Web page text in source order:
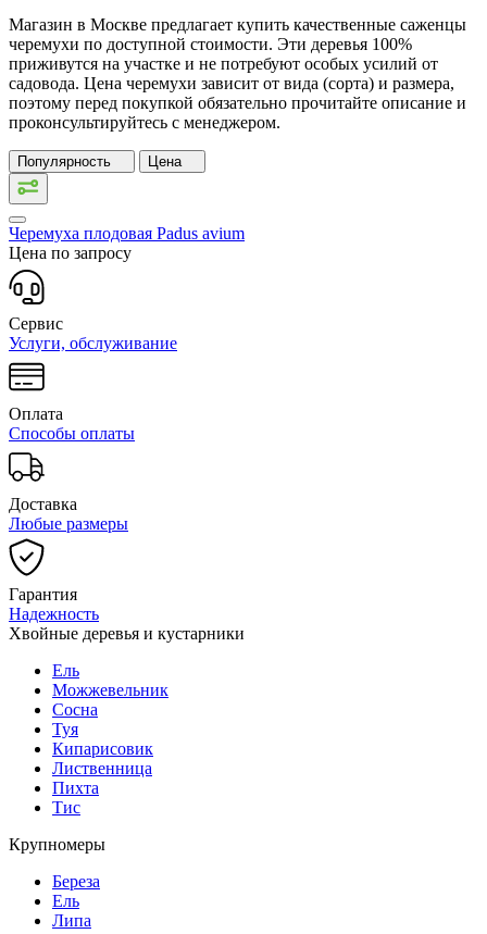
Магазин в Москве предлагает купить качественные саженцы
черемухи по доступной стоимости. Эти деревья 100%
приживутся на участке и не потребуют особых усилий от
садовода. Цена черемухи зависит от вида (сорта) и размера,
поэтому перед покупкой обязательно прочитайте описание и
проконсультируйтесь с менеджером.
Популярность Цена
Черемуха плодовая Padus avium
Цена по запросу
Сервис
Услуги, обслуживание
Оплата
Способы оплаты
Доставка
Любые размеры
Гарантия
Надежность
Хвойные деревья и кустарники
Ель
Можжевельник
Сосна
Туя
Кипарисовик
Лиственница
Пихта
Тис
Крупномеры
Береза
Ель
Липа